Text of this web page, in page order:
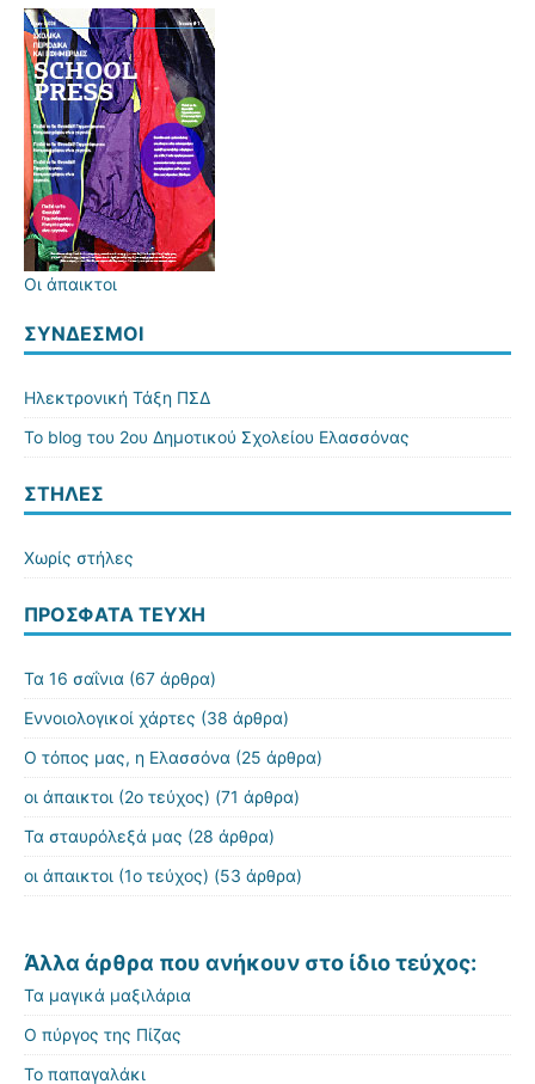
Οι άπαικτοι
ΣΎΝΔΕΣΜΟΙ
Ηλεκτρονική Τάξη ΠΣΔ
Το blog του 2ου Δημοτικού Σχολείου Ελασσόνας
ΣΤΗΛΕΣ
Χωρίς στήλες
ΠΡΌΣΦΑΤΑ ΤΕΎΧΗ
Τα 16 σαΐνια (67 άρθρα)
Εννοιολογικοί χάρτες (38 άρθρα)
Ο τόπος μας, η Ελασσόνα (25 άρθρα)
οι άπαικτοι (2ο τεύχος) (71 άρθρα)
Τα σταυρόλεξά μας (28 άρθρα)
οι άπαικτοι (1ο τεύχος) (53 άρθρα)
Άλλα άρθρα που ανήκουν στο ίδιο τεύχος:
Τα μαγικά μαξιλάρια
Ο πύργος της Πίζας
Το παπαγαλάκι